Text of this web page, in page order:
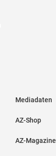
Mediadaten
AZ-Shop
AZ-Magazine